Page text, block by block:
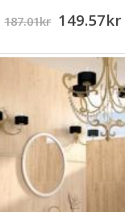
187.01kr 149.57kr